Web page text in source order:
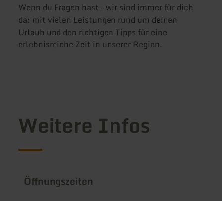
Wenn du Fragen hast – wir sind immer für dich
da: mit vielen Leistungen rund um deinen
Urlaub und den richtigen Tipps für eine
erlebnisreiche Zeit in unserer Region.
Weitere Infos
Öffnungszeiten